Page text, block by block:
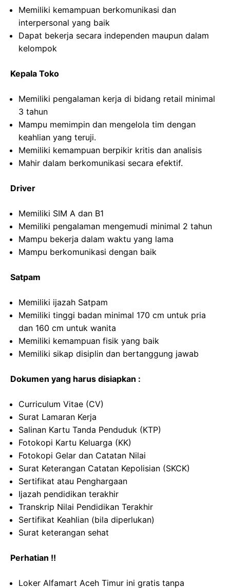
Memiliki kemampuan berkomunikasi dan
interpersonal yang baik
Dapat bekerja secara independen maupun dalam
kelompok
Kepala Toko
Memiliki pengalaman kerja di bidang retail minimal
3 tahun
Mampu memimpin dan mengelola tim dengan
keahlian yang teruji.
Memiliki kemampuan berpikir kritis dan analisis
Mahir dalam berkomunikasi secara efektif.
Driver
Memiliki SIM A dan B1
Memiliki pengalaman mengemudi minimal 2 tahun
Mampu bekerja dalam waktu yang lama
Mampu berkomunikasi dengan baik
Satpam
Memiliki ijazah Satpam
Memiliki tinggi badan minimal 170 cm untuk pria
dan 160 cm untuk wanita
Memiliki kemampuan fisik yang baik
Memiliki sikap disiplin dan bertanggung jawab
Dokumen yang harus disiapkan :
Curriculum Vitae (CV)
Surat Lamaran Kerja
Salinan Kartu Tanda Penduduk (KTP)
Fotokopi Kartu Keluarga (KK)
Fotokopi Gelar dan Catatan Nilai
Surat Keterangan Catatan Kepolisian (SKCK)
Sertifikat atau Penghargaan
Ijazah pendidikan terakhir
Transkrip Nilai Pendidikan Terakhir
Sertifikat Keahlian (bila diperlukan)
Surat keterangan sehat
Perhatian !!
Loker Alfamart Aceh Timur ini gratis tanpa